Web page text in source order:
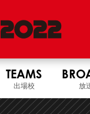
TEAMS
出場校 放